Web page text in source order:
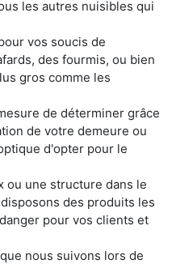
les autres nuisibles qui
vos soucis de
des fourmis, ou bien
gros comme les
de déterminer grâce
de votre demeure ou
d'opter pour le
ou une structure dans le
des produits les
pour vos clients et
nous suivons lors de